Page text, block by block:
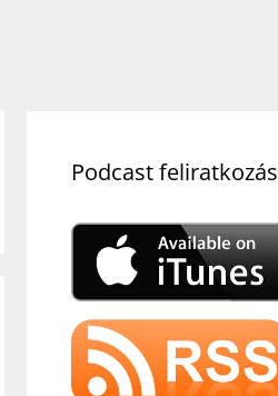
Podcast feliratkozás